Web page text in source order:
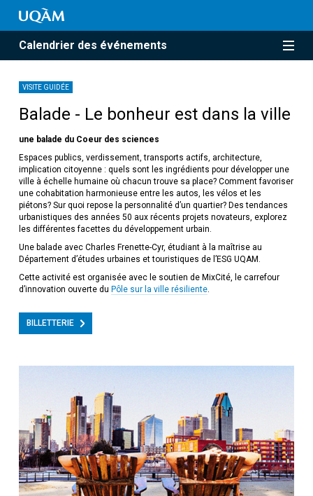
Calendrier des événements
VISITE GUIDÉE
Balade - Le bonheur est dans la ville
une balade du Coeur des sciences
Espaces publics, verdissement, transports actifs, architecture,
implication citoyenne : quels sont les ingrédients pour développer une
ville à échelle humaine où chacun trouve sa place? Comment favoriser
une cohabitation harmonieuse entre les autos, les vélos et les
piétons? Sur quoi repose la personnalité d’un quartier? Des tendances
urbanistiques des années 50 aux récents projets novateurs, explorez
les différentes facettes du développement urbain.
Une balade avec Charles Frenette-Cyr, étudiant à la maîtrise au
Département d’études urbaines et touristiques de l’ESG UQAM.
Cette activité est organisée avec le soutien de MixCité, le carrefour
d’innovation ouverte du Pôle sur la ville résiliente.
BILLETTERIE